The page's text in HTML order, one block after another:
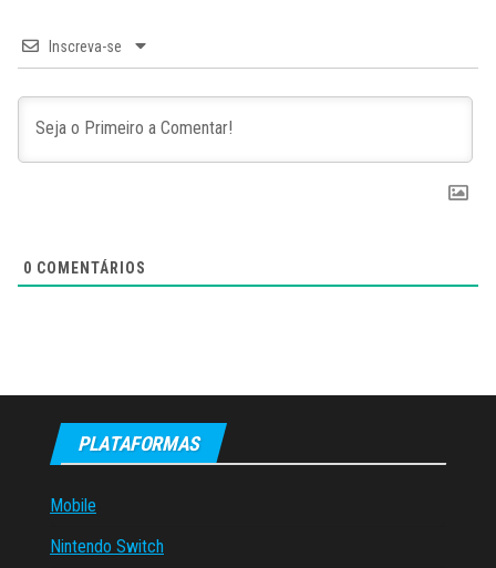
Inscreva-se
0 COMENTÁRIOS
PLATAFORMAS
Mobile
Nintendo Switch